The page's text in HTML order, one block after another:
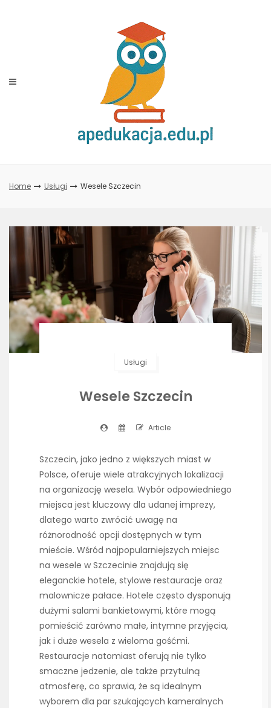
Home Usługi Wesele Szczecin
Usługi
Wesele Szczecin
Article
Szczecin, jako jedno z większych miast w
Polsce, oferuje wiele atrakcyjnych lokalizacji
na organizację wesela. Wybór odpowiedniego
miejsca jest kluczowy dla udanej imprezy,
dlatego warto zwrócić uwagę na
różnorodność opcji dostępnych w tym
mieście. Wśród najpopularniejszych miejsc
na wesele w Szczecinie znajdują się
eleganckie hotele, stylowe restauracje oraz
malownicze pałace. Hotele często dysponują
dużymi salami bankietowymi, które mogą
pomieścić zarówno małe, intymne przyjęcia,
jak i duże wesela z wieloma gośćmi.
Restauracje natomiast oferują nie tylko
smaczne jedzenie, ale także przytulną
atmosferę, co sprawia, że są idealnym
wyborem dla par szukających kameralnych